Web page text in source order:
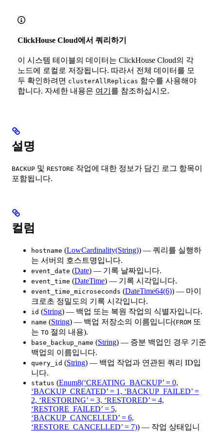
ClickHouse Cloud에서 쿼리하기
이 시스템 테이블의 데이터는 ClickHouse Cloud의 각
노드에 로컬로 저장됩니다. 따라서 전체 데이터를 모
두 확인하려면 clusterAllReplicas 함수를 사용해야
합니다. 자세한 내용은 여기 를 참조하십시오.
설명
BACKUP 및 RESTORE 작업에 대한 정보가 담긴 로그 항목이
포함됩니다.
컬럼
hostname (LowCardinality(String)) — 쿼리를 실행하
는 서버의 호스트명입니다.
event_date (Date) — 기록 날짜입니다.
event_time (DateTime) — 기록 시각입니다.
event_time_microseconds (DateTime64(6)) — 마이
크로초 정밀도의 기록 시각입니다.
id (String) — 백업 또는 복원 작업의 식별자입니다.
name (String) — 백업 저장소의 이름입니다(FROM 또
는 TO 절의 내용).
base_backup_name (String) — 증분 백업인 경우 기준
백업의 이름입니다.
query_id (String) — 백업 작업과 연관된 쿼리 ID입
니다.
status (Enum8(‘CREATING_BACKUP’ = 0,
‘BACKUP_CREATED’ = 1, ‘BACKUP_FAILED’ =
2, ‘RESTORING’ = 3, ‘RESTORED’ = 4,
‘RESTORE_FAILED’ = 5,
‘BACKUP_CANCELLED’ = 6,
‘RESTORE_CANCELLED’ = 7)) — 작업 상태입니